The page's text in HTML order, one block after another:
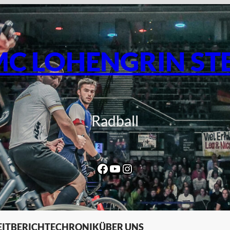
LOHENGRIN
Radball
Facebook
YouTube
Instagram
BERICHTECHRONIKÜBER UNS